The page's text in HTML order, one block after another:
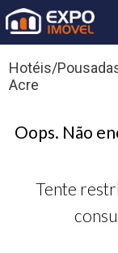
Hotéis/
Acre
Oops. Não
Tente